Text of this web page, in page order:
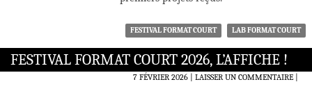
FESTIVAL FORMAT COURT LAB FORMAT COURT
FESTIVAL FORMAT COURT 2026, L’AFFICHE !
7 FÉVRIER 2026 LAISSER UN COMMENTAIRE|